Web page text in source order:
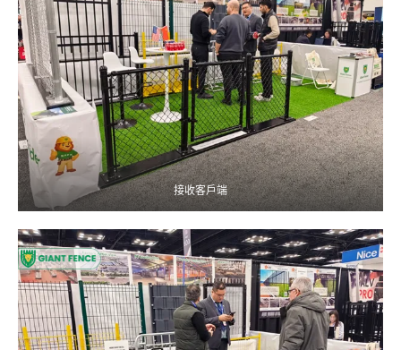
接收客戶端